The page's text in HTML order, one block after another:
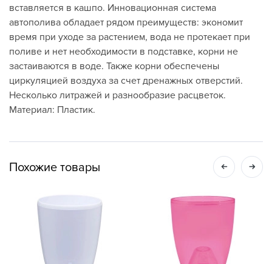
вставляется в кашпо. Инновационная система
автополива обладает рядом преимуществ: экономит
время при уходе за растением, вода не протекает при
поливе и нет необходимости в подставке, корни не
застаиваются в воде. Также корни обеспечены
циркуляцией воздуха за счет дренажных отверстий.
Несколько литражей и разнообразие расцветок.
Материал: Пластик.
Похожие товары